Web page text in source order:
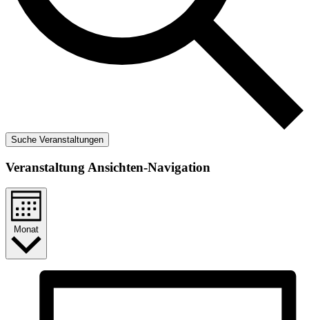
Suche Veranstaltungen
Veranstaltung Ansichten-Navigation
Monat